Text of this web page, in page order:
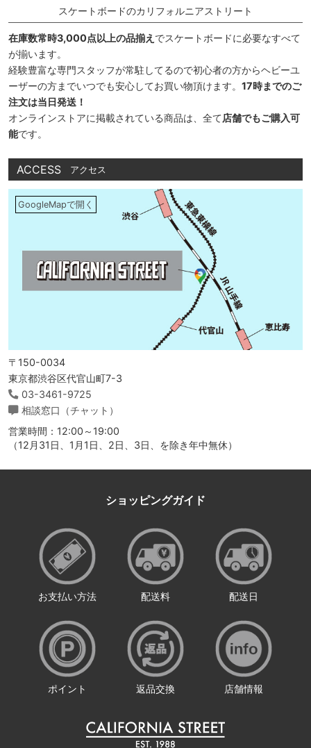
スケートボードのカリフォルニアストリート
在庫数常時3,000点以上の品揃え でスケートボードに必要なすべて
が揃います。
経験豊富な専門スタッフが常駐してるので初心者の方からヘビーユ
ーザーの方までいつでも安心してお買い物頂けます。 17時までのご
注文は当日発送！
オンラインストアに掲載されている商品は、全て店舗でもご購入可
能です。
ACCESS アクセス
GoogleMapで開く
〒150-0034
東京都渋谷区代官山町7-3
03-3461-9725
相談窓口（チャット）
営業時間：12:00～19:00
（12月31日、1月1日、2日、3日、を除き年中無休）
ショッピングガイド
お支払い方法 配送料 配送日
ポイント 返品交換 店舗情報